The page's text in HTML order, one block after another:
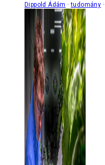
Dippold Ádám tudomány